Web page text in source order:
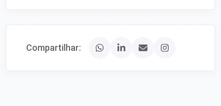
Compartilhar: